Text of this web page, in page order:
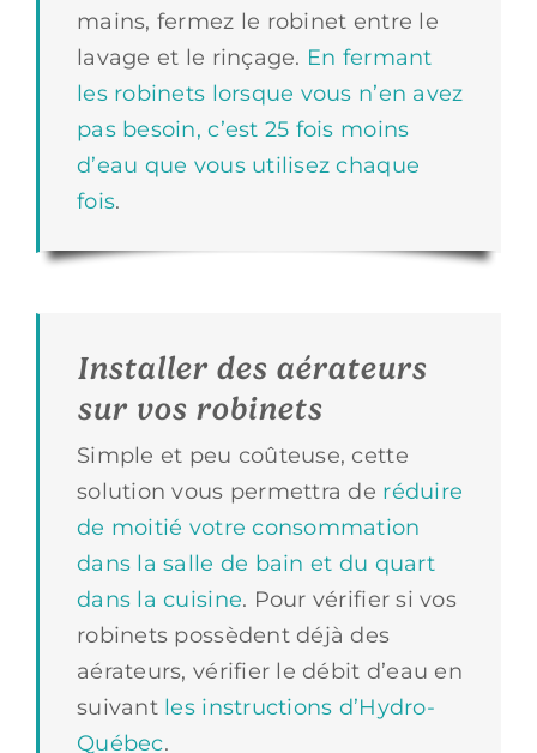
mains, fermez le robinet entre le
lavage et le rinçage. En fermant
les robinets lorsque vous n’en avez
pas besoin, c’est 25 fois moins
d’eau que vous utilisez chaque
fois.
Installer des aérateurs
sur vos robinets
Simple et peu coûteuse, cette
solution vous permettra de réduire
de moitié votre consommation
dans la salle de bain et du quart
dans la cuisine. Pour vérifier si vos
robinets possèdent déjà des
aérateurs, vérifier le débit d’eau en
suivant les instructions d’Hydro-
Québec.